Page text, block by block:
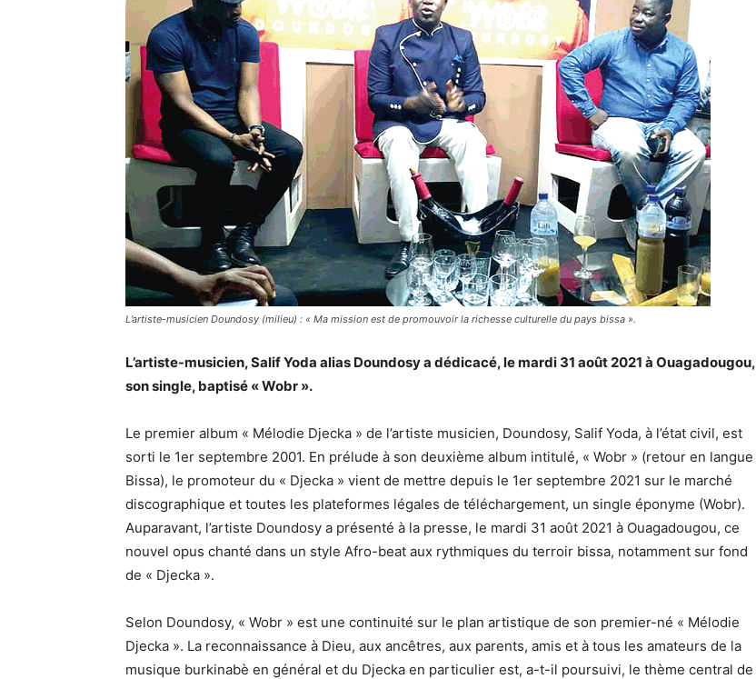
L’artiste-musicien Doundosy (milieu) : « Ma mission est de promouvoir la richesse culturelle du pays bissa ».
L’artiste-musicien, Salif Yoda alias Doundosy a dédicacé, le mardi 31 août 2021 à Ouagadougou,
son single, baptisé « Wobr ».
Le premier album « Mélodie Djecka » de l’artiste musicien, Doundosy, Salif Yoda, à l’état civil, est
sorti le 1er septembre 2001. En prélude à son deuxième album intitulé, « Wobr » (retour en langue
Bissa), le promoteur du « Djecka » vient de mettre depuis le 1er septembre 2021 sur le marché
discographique et toutes les plateformes légales de téléchargement, un single éponyme (Wobr).
Auparavant, l’artiste Doundosy a présenté à la presse, le mardi 31 août 2021 à Ouagadougou, ce
nouvel opus chanté dans un style Afro-beat aux rythmiques du terroir bissa, notamment sur fond
de « Djecka ».
Selon Doundosy, « Wobr » est une continuité sur le plan artistique de son premier-né « Mélodie
Djecka ». La reconnaissance à Dieu, aux ancêtres, aux parents, amis et à tous les amateurs de la
musique burkinabè en général et du Djecka en particulier est, a-t-il poursuivi, le thème central de